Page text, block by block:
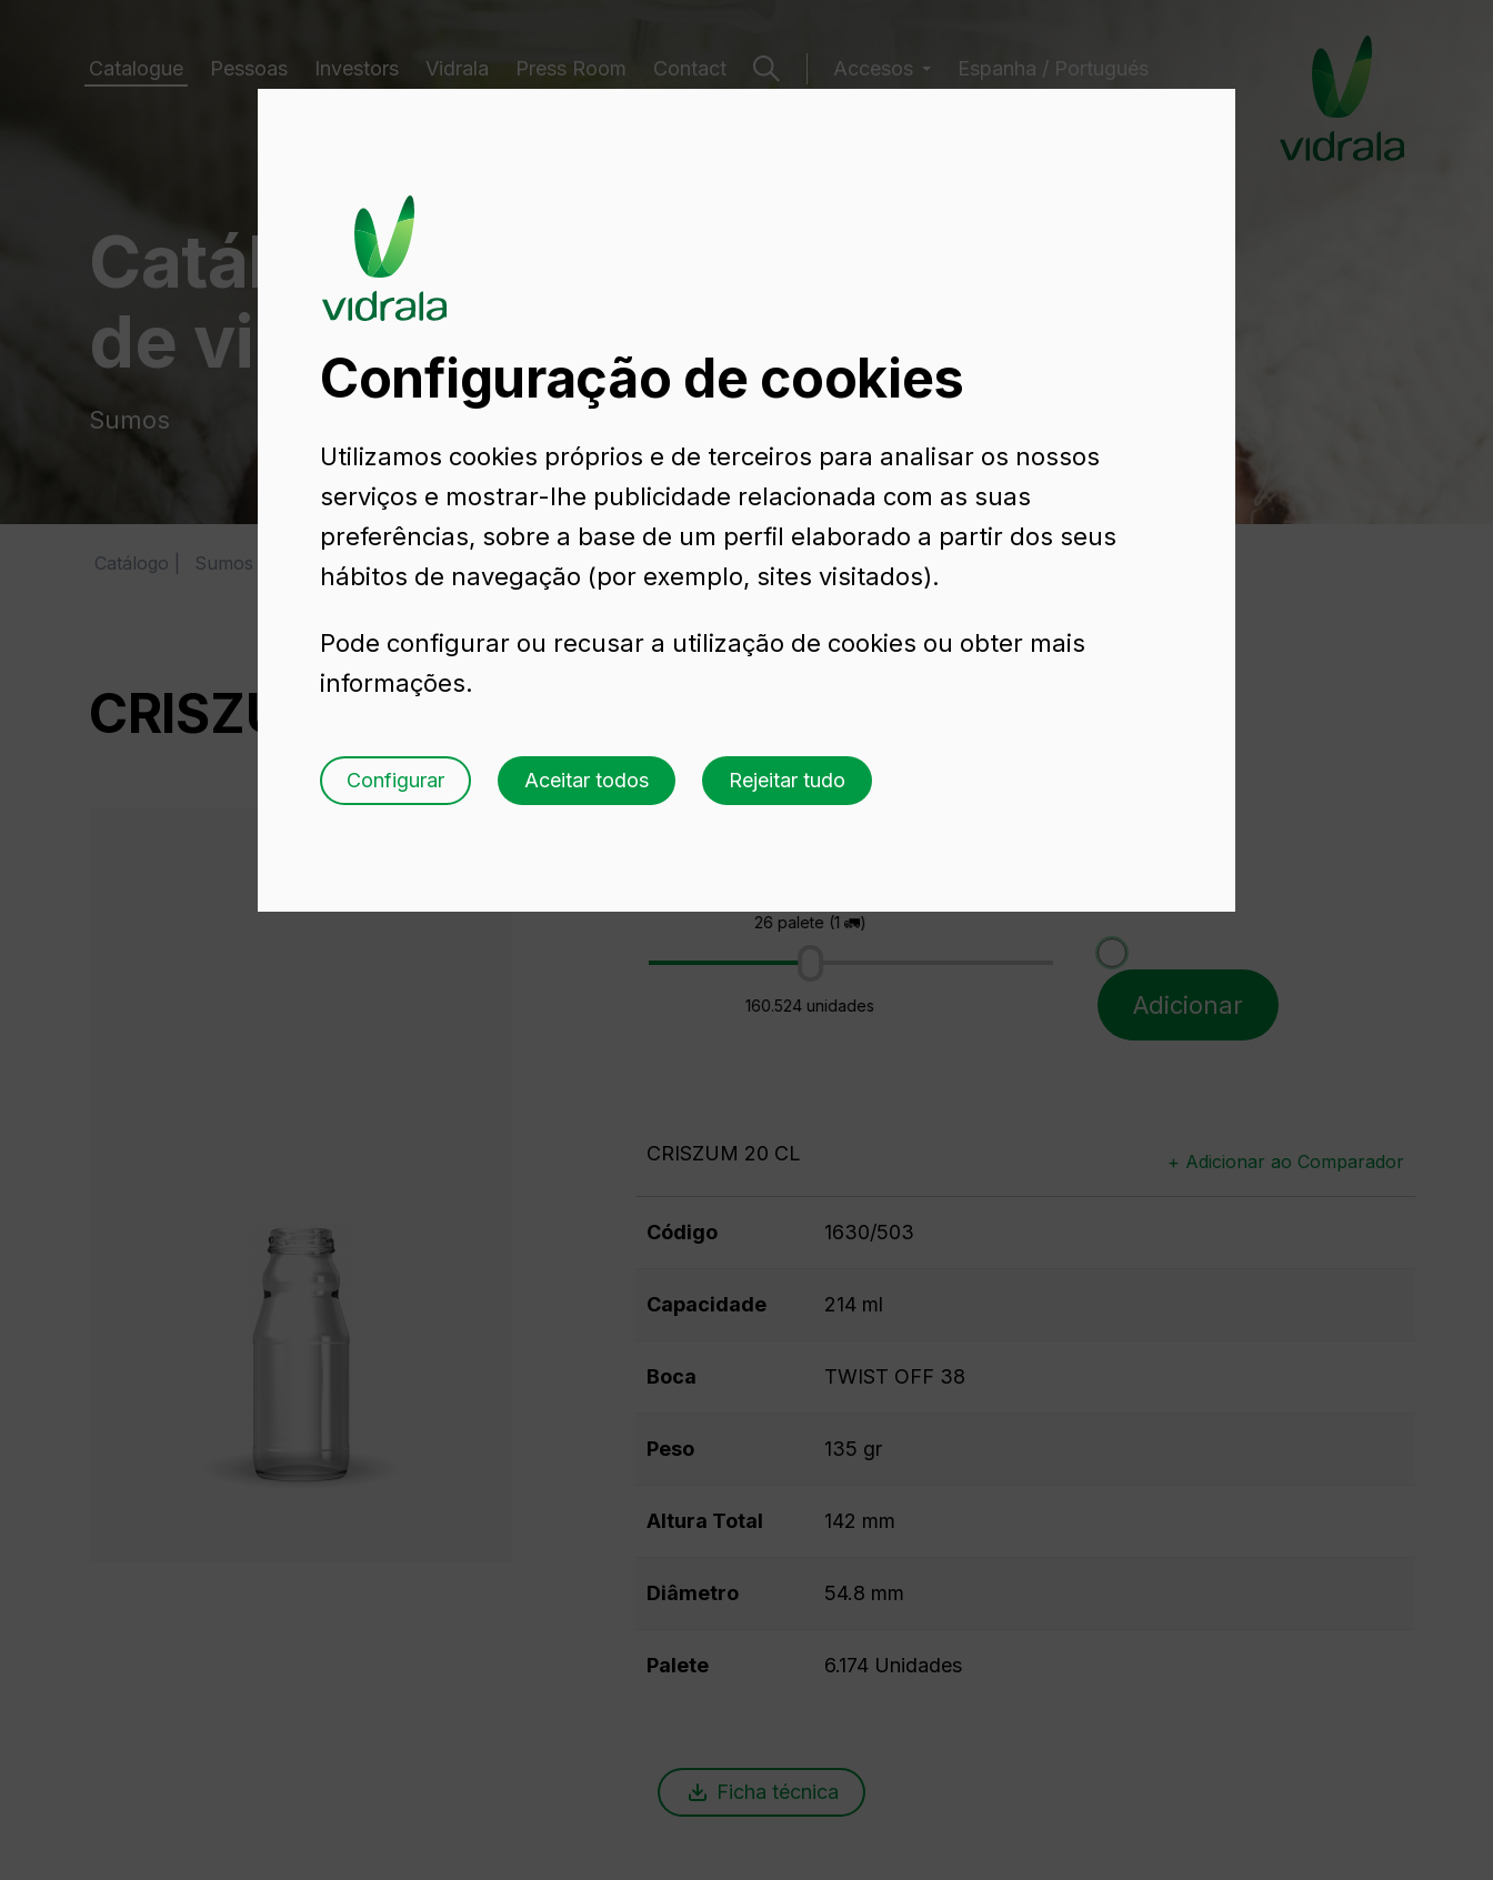
Catalogue Pessoas Investors Vidrala Press Room Contact Accesos Espanha / Portugués
Catálogo de embalagens
de vidro
Sumos
Catálogo Sumos CRISZUM 20 CL
CRISZUM 20 CL
26 palete (1 🚛)
160.524 unidades Adicionar
CRISZUM 20 CL + Adicionar ao Comparador
Código 1630/503
Capacidade 214 ml
Boca TWIST OFF 38
Peso 135 gr
Altura Total 142 mm
Diâmetro 54.8 mm
Palete 6.174 Unidades
Ficha técnica
Configuração de cookies
Utilizamos cookies próprios e de terceiros para analisar os nossos
serviços e mostrar-lhe publicidade relacionada com as suas
preferências, sobre a base de um perfil elaborado a partir dos seus
hábitos de navegação (por exemplo, sites visitados).
Pode configurar ou recusar a utilização de cookies ou obter mais
informações.
Configurar Aceitar todos Rejeitar tudo